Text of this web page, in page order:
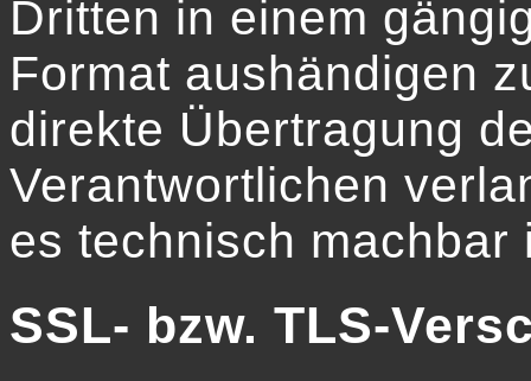
Dritten in einem
Format aushändigen
direkte Übertragung
Verantwortlichen
es technisch machbar
SSL- bzw. TLS-